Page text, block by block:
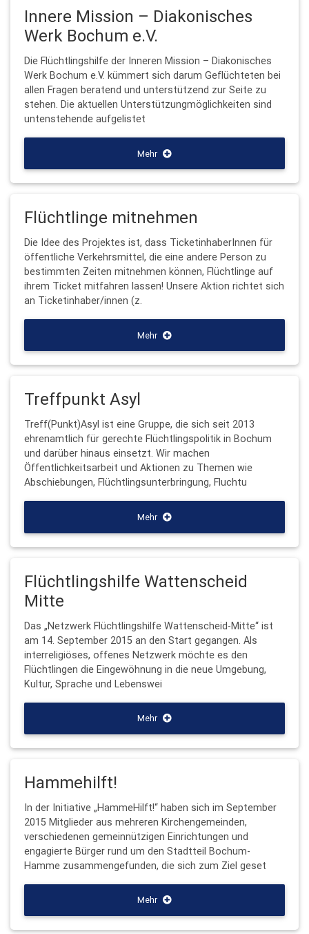
Innere Mission – Diakonisches
Werk Bochum e.V.
Die Flüchtlingshilfe der Inneren Mission – Diakonisches
Werk Bochum e.V. kümmert sich darum Geflüchteten bei
allen Fragen beratend und unterstützend zur Seite zu
stehen. Die aktuellen Unterstützungmöglichkeiten sind
untenstehende aufgelistet
Mehr
Flüchtlinge mitnehmen
Die Idee des Projektes ist, dass TicketinhaberInnen für
öffentliche Verkehrsmittel, die eine andere Person zu
bestimmten Zeiten mitnehmen können, Flüchtlinge auf
ihrem Ticket mitfahren lassen! Unsere Aktion richtet sich
an Ticketinhaber/innen (z.
Mehr
Treffpunkt Asyl
Treff(Punkt)Asyl ist eine Gruppe, die sich seit 2013
ehrenamtlich für gerechte Flüchtlingspolitik in Bochum
und darüber hinaus einsetzt. Wir machen
Öffentlichkeitsarbeit und Aktionen zu Themen wie
Abschiebungen, Flüchtlingsunterbringung, Fluchtu
Mehr
Flüchtlingshilfe Wattenscheid
Mitte
Das „Netzwerk Flüchtlingshilfe Wattenscheid-Mitte“ ist
am 14. September 2015 an den Start gegangen. Als
interreligiöses, offenes Netzwerk möchte es den
Flüchtlingen die Eingewöhnung in die neue Umgebung,
Kultur, Sprache und Lebenswei
Mehr
Hammehilft!
In der Initiative „HammeHilft!“ haben sich im September
2015 Mitglieder aus mehreren Kirchengemeinden,
verschiedenen gemeinnützigen Einrichtungen und
engagierte Bürger rund um den Stadtteil Bochum-
Hamme zusammengefunden, die sich zum Ziel geset
Mehr